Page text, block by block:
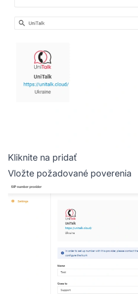
Kliknite na pridať
Vložte požadované poverenia